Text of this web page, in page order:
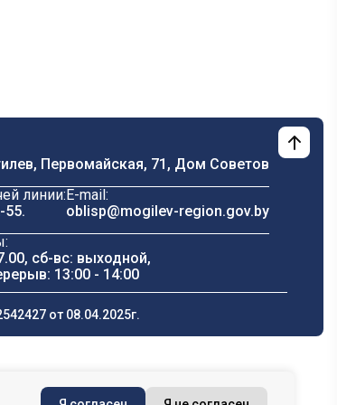
Первомайская, 71, Дом Cоветов
линии:
55.
E-mail:
oblisp@mogilev-region.gov.by
сб-вс: выходной,
13:00 - 14:00
от 08.04.2025г.